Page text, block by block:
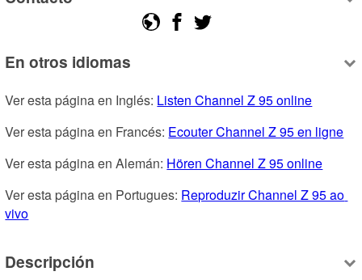
En otros idiomas
Ver esta página en Inglés: Listen Channel Z 95 online
Ver esta página en Francés: Ecouter Channel Z 95 en ligne
Ver esta página en Alemán: Hören Channel Z 95 online
Ver esta página en Portugues: Reproduzir Channel Z 95 ao
vivo
Descripción